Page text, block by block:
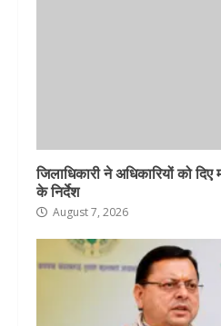
जिलाधिकारी ने अधिकारियों को
के निर्देश
August 7, 2026